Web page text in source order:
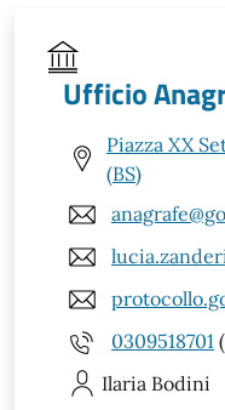
Ufficio
Piazza XX
(BS)
0309518701
Ilaria Bodini